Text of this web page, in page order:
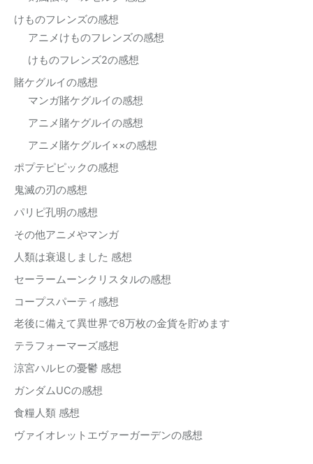
けものフレンズの感想
アニメけものフレンズの感想
けものフレンズ2の感想
賭ケグルイの感想
マンガ賭ケグルイの感想
アニメ賭ケグルイの感想
アニメ賭ケグルイ××の感想
ポプテピピックの感想
鬼滅の刃の感想
パリピ孔明の感想
その他アニメやマンガ
人類は衰退しました 感想
セーラームーンクリスタルの感想
コープスパーティ感想
老後に備えて異世界で8万枚の金貨を貯めます
テラフォーマーズ感想
涼宮ハルヒの憂鬱 感想
ガンダムUCの感想
食糧人類 感想
ヴァイオレットエヴァーガーデンの感想